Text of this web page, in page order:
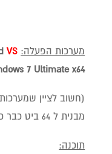
מערכות הפעלה: VS
7 Ultimate x64
(חשוב לציין
מבנית ל 64 ביט כבר כמה גרסאות אחורה.)
תוכנה: